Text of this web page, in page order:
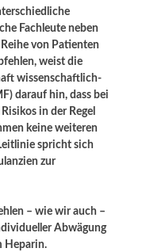
Fachleute neben
von Patienten
weist die
wissenschaftlich-
darauf hin, dass bei
in der Regel
keine weiteren
spricht sich
zur
– wie wir auch –
Abwägung
Heparin.